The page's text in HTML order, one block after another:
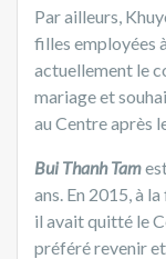
Par ailleurs,
filles employées
actuellement le
mariage et
au Centre après
Bui Thanh Tam
ans. En 2015, à
il avait quitté le
préféré revenir et